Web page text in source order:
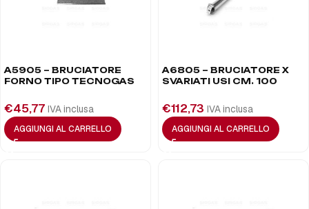
A5905 – BRUCIATORE
FORNO TIPO TECNOGAS
€45,77 IVA inclusa
AGGIUNGI AL CARRELLO
A6805 – BRUCIATORE X
SVARIATI USI CM. 100
€112,73 IVA inclusa
AGGIUNGI AL CARRELLO